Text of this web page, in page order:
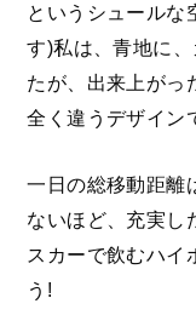
というシュールな
す)私は、青地に
たが、出来上がっ
全く違うデザイン
一日の総移動距離
ないほど、充実し
スカーで飲むハイ
う!